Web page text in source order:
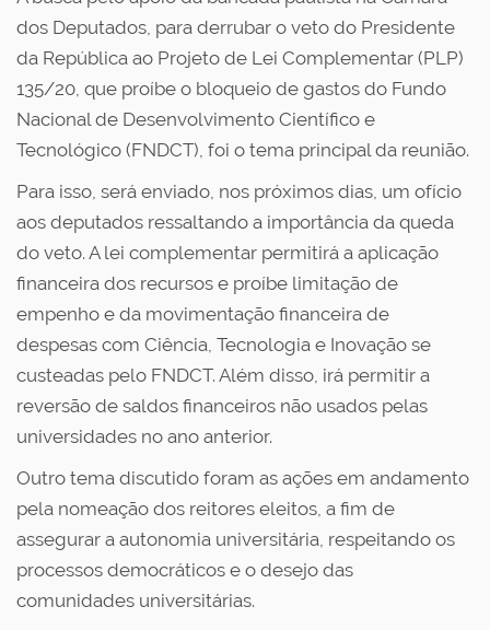
dos Deputados, para derrubar o veto do Presidente
da República ao Projeto de Lei Complementar (PLP)
135/20, que proíbe o bloqueio de gastos do Fundo
Nacional de Desenvolvimento Científico e
Tecnológico (FNDCT), foi o tema principal da reunião.
Para isso, será enviado, nos próximos dias, um ofício
aos deputados ressaltando a importância da queda
do veto. A lei complementar permitirá a aplicação
financeira dos recursos e proíbe limitação de
empenho e da movimentação financeira de
despesas com Ciência, Tecnologia e Inovação se
custeadas pelo FNDCT. Além disso, irá permitir a
reversão de saldos financeiros não usados pelas
universidades no ano anterior.
Outro tema discutido foram as ações em andamento
pela nomeação dos reitores eleitos, a fim de
assegurar a autonomia universitária, respeitando os
processos democráticos e o desejo das
comunidades universitárias.